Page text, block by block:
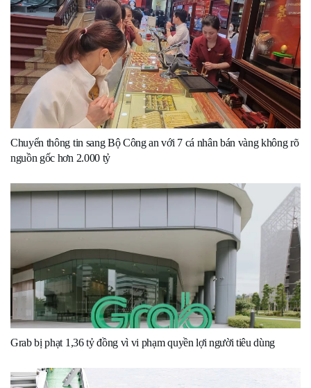
Chuyển thông tin sang Bộ Công an với 7 cá nhân bán vàng không rõ
nguồn gốc hơn 2.000 tỷ
Grab bị phạt 1,36 tỷ đồng vì vi phạm quyền lợi người tiêu dùng